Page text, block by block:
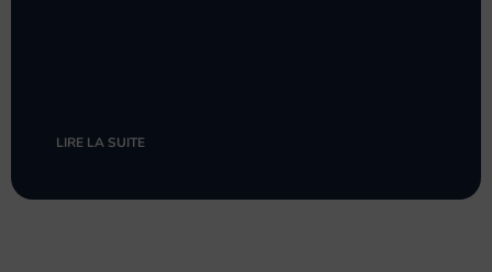
LIRE LA SUITE